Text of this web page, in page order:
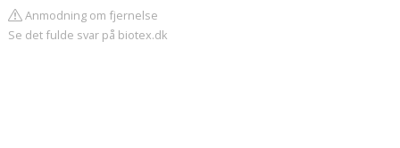
Anmodning om fjernelse
Se det fulde svar på biotex.dk